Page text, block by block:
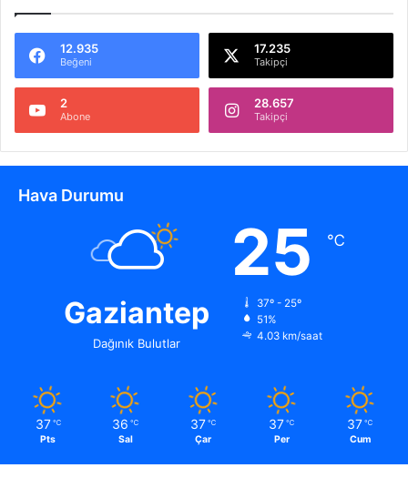
12.935
Beğeni
17.235
Takipçi
2
Abone
28.657
Takipçi
Hava Durumu
Gaziantep
Dağınık Bulutlar
25 ℃
37º - 25º
51%
4.03 km/saat
37 ℃
Pts
36 ℃
Sal
37 ℃
Çar
37 ℃
Per
37 ℃
Cum